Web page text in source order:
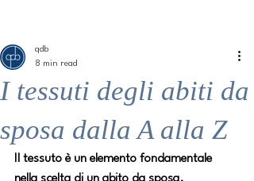
I tessuti degli abiti da
sposa dalla A alla Z
qdb
8 min read
Il tessuto è un elemento fondamentale